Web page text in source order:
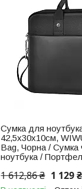
Сумка для
42,5х30х10см,
Bag, Чорна / Сумка
ноутбука /
1 612,86 ₴ 1 129 ₴